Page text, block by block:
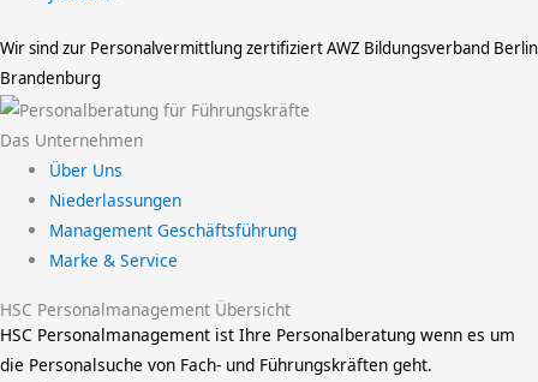
Wir sind zur Personalvermittlung zertifiziertAWZ Bildungsverband Berlin
Brandenburg
Das Unternehmen
Über Uns
Niederlassungen
Management Geschäftsführung
Marke & Service
HSC Personalmanagement Übersicht
HSC Personalmanagement ist Ihre Personalberatung wenn es um
die Personalsuche von Fach- und Führungskräften geht.